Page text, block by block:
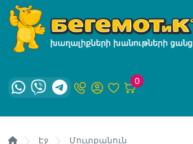
0
Էջ Մուտքանուն